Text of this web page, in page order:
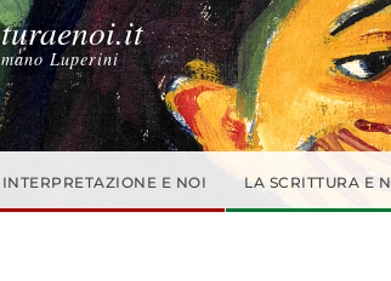
Luperini
E NOI LA SCRITTURA E